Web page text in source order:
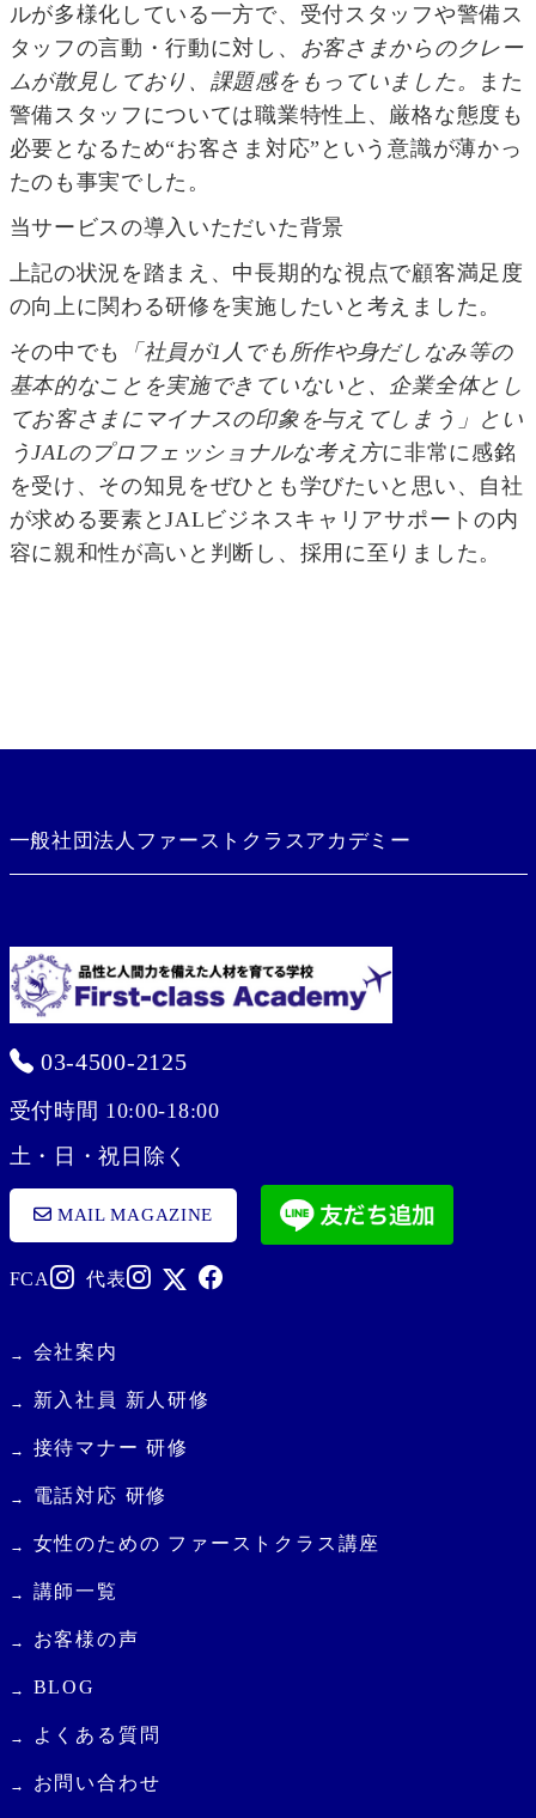
ルが多様化している一方で、受付スタッフや警備ス
タッフの言動・行動に対し、 お客さまからのクレー
ムが散見しており、課題感をもっていました。
また
警備スタッフについては職業特性上、厳格な態度も
必要となるため“お客さま対応”という意識が薄かっ
たのも事実でした。
当サービスの導入いただいた背景
上記の状況を踏まえ、中長期的な視点で顧客満足度
の向上に関わる研修を実施したいと考えました。
その中でも
「社員が1人でも所作や身だしなみ等の
基本的なことを実施できていないと、企業全体とし
てお客さまにマイナスの印象を与えてしまう」とい
うJALのプロフェッショナルな考え方に非常に感銘
を受け、その知見をぜひとも学びたいと思い、自社
が求める要素とJALビジネスキャリアサポートの内
容に親和性が高いと判断し、採用に至りました。
一般社団法人ファーストクラスアカデミー
03-4500-2125
受付時間 10:00-18:00
土・日・祝日除く
MAIL MAGAZINE
FCA 代表
会社案内
新入社員 新人研修
接待マナー 研修
電話対応 研修
女性のための ファーストクラス講座
講師一覧
お客様の声
BLOG
よくある質問
お問い合わせ